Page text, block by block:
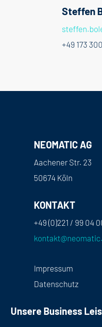
Steffen
+49 173
NEOMATIC AG
Aachener Str. 23
50674 Köln
KONTAKT
+49 (0)221 / 99 04
Impressum
Datenschutz
Unsere Business